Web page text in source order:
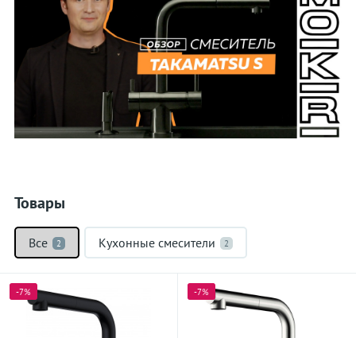
Товары
Все 2 Кухонные смесители 2
-7% -7%